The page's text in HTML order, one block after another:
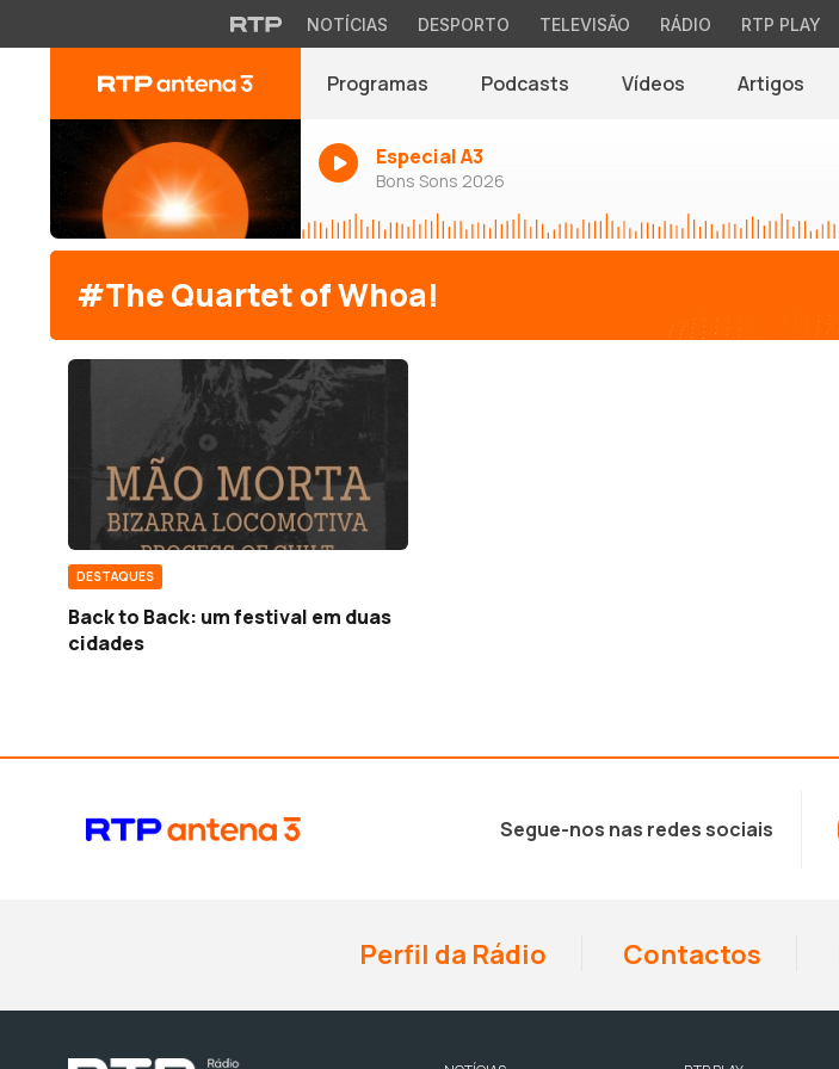
NOTÍCIAS DESPORTO TELEVISÃO RÁDIO RTP PLAY
Programas Podcasts Vídeos Artigos
Especial A3
Bons Sons 2026
#The Quartet of Whoa!
DESTAQUES
Back to Back: um festival em duas
cidades
Segue-nos nas redes sociais
Perfil da Rádio Contactos